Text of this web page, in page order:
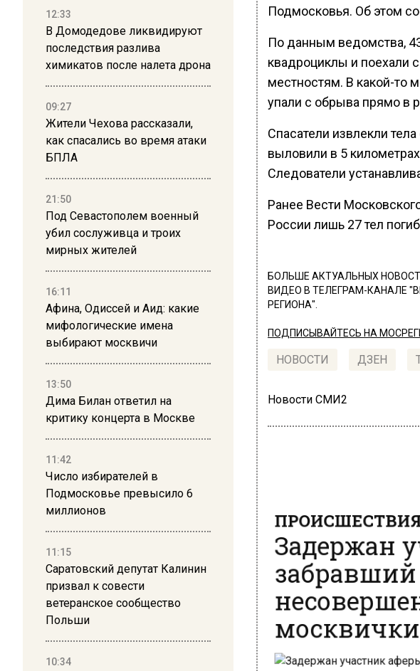
12:33
В Домодедове ликвидируют
последствия разлива
химикатов после налета дрона
09:27
Жители Чехова рассказали,
как спасались во время атаки
БПЛА
21:50
Под Севастополем военный
убил сослуживца и троих
мирных жителей
16:11
Афина, Одиссей и Аид: какие
мифологические имена
выбирают москвичи
13:50
Дима Билан ответил на
критику концерта в Москве
11:42
Число избирателей в
Подмосковье превысило 6
миллионов
11:15
Саратовский депутат Калинин
призвал к совести
ветеранское сообщество
Польши
10:34
Подмосковья. Об этом
По данным ведомства,
квадроциклы и поехали
местностям. В какой-то
упали с обрыва прямо в
Спасатели извлекли
выловили в 5
Следователи
Ранее Вести
России лишь 27 тел
БОЛЬШЕ АКТУАЛЬНЫХ
ВИДЕО В ТЕЛЕГРАМ-КАНАЛЕ
РЕГИОНА".
ПОДПИСЫВАЙТЕСЬ НА
НОВОСТИ ДЗЕН
Новости СМИ2
Задержан
забравший
москвички